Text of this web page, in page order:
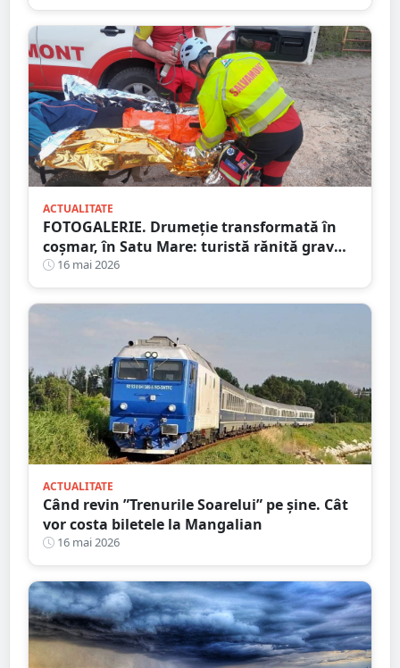
ACTUALITATE
FOTOGALERIE. Drumeție transformată în
coșmar, în Satu Mare: turistă rănită grav
după ce a alergat pe un traseu acoperit cu
frunze
16 mai 2026
ACTUALITATE
Când revin ”Trenurile Soarelui” pe şine. Cât
vor costa biletele la Mangalian
16 mai 2026